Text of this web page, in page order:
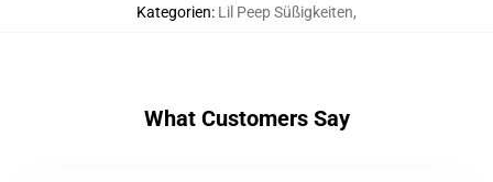
Kategorien: Lil Peep Süßigkeiten,
What Customers Say